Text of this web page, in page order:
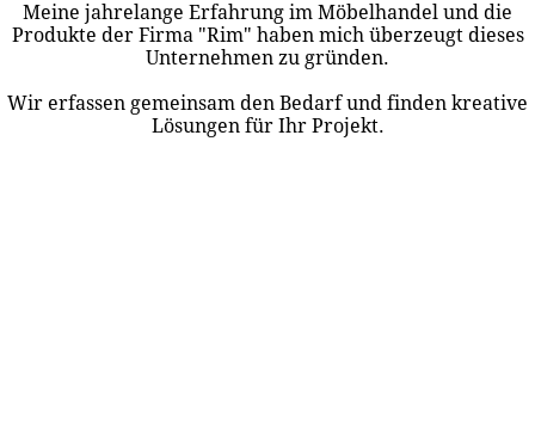
Meine jahrelange Erfahrung im Möbelhandel und die
Produkte der Firma "Rim" haben mich überzeugt dieses
Unternehmen zu gründen.
Wir erfassen gemeinsam den Bedarf und finden kreative
Lösungen für Ihr Projekt.